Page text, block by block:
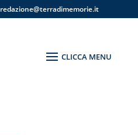
redazione@terradimemorie.it